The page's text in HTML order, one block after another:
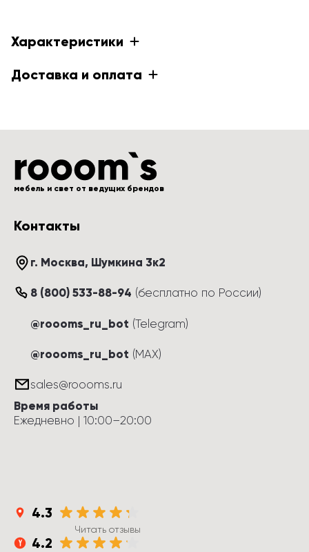
Характеристики
Доставка и оплата
мебель и свет от ведущих брендов
Контакты
г. Москва, Шумкина 3к2
8 (800) 533-88-94 (бесплатно по России)
@roooms_ru_bot (Telegram)
@roooms_ru_bot (MAX)
sales@roooms.ru
Время работы
Ежедневно | 10:00–20:00
4.3
Читать отзывы
4.2